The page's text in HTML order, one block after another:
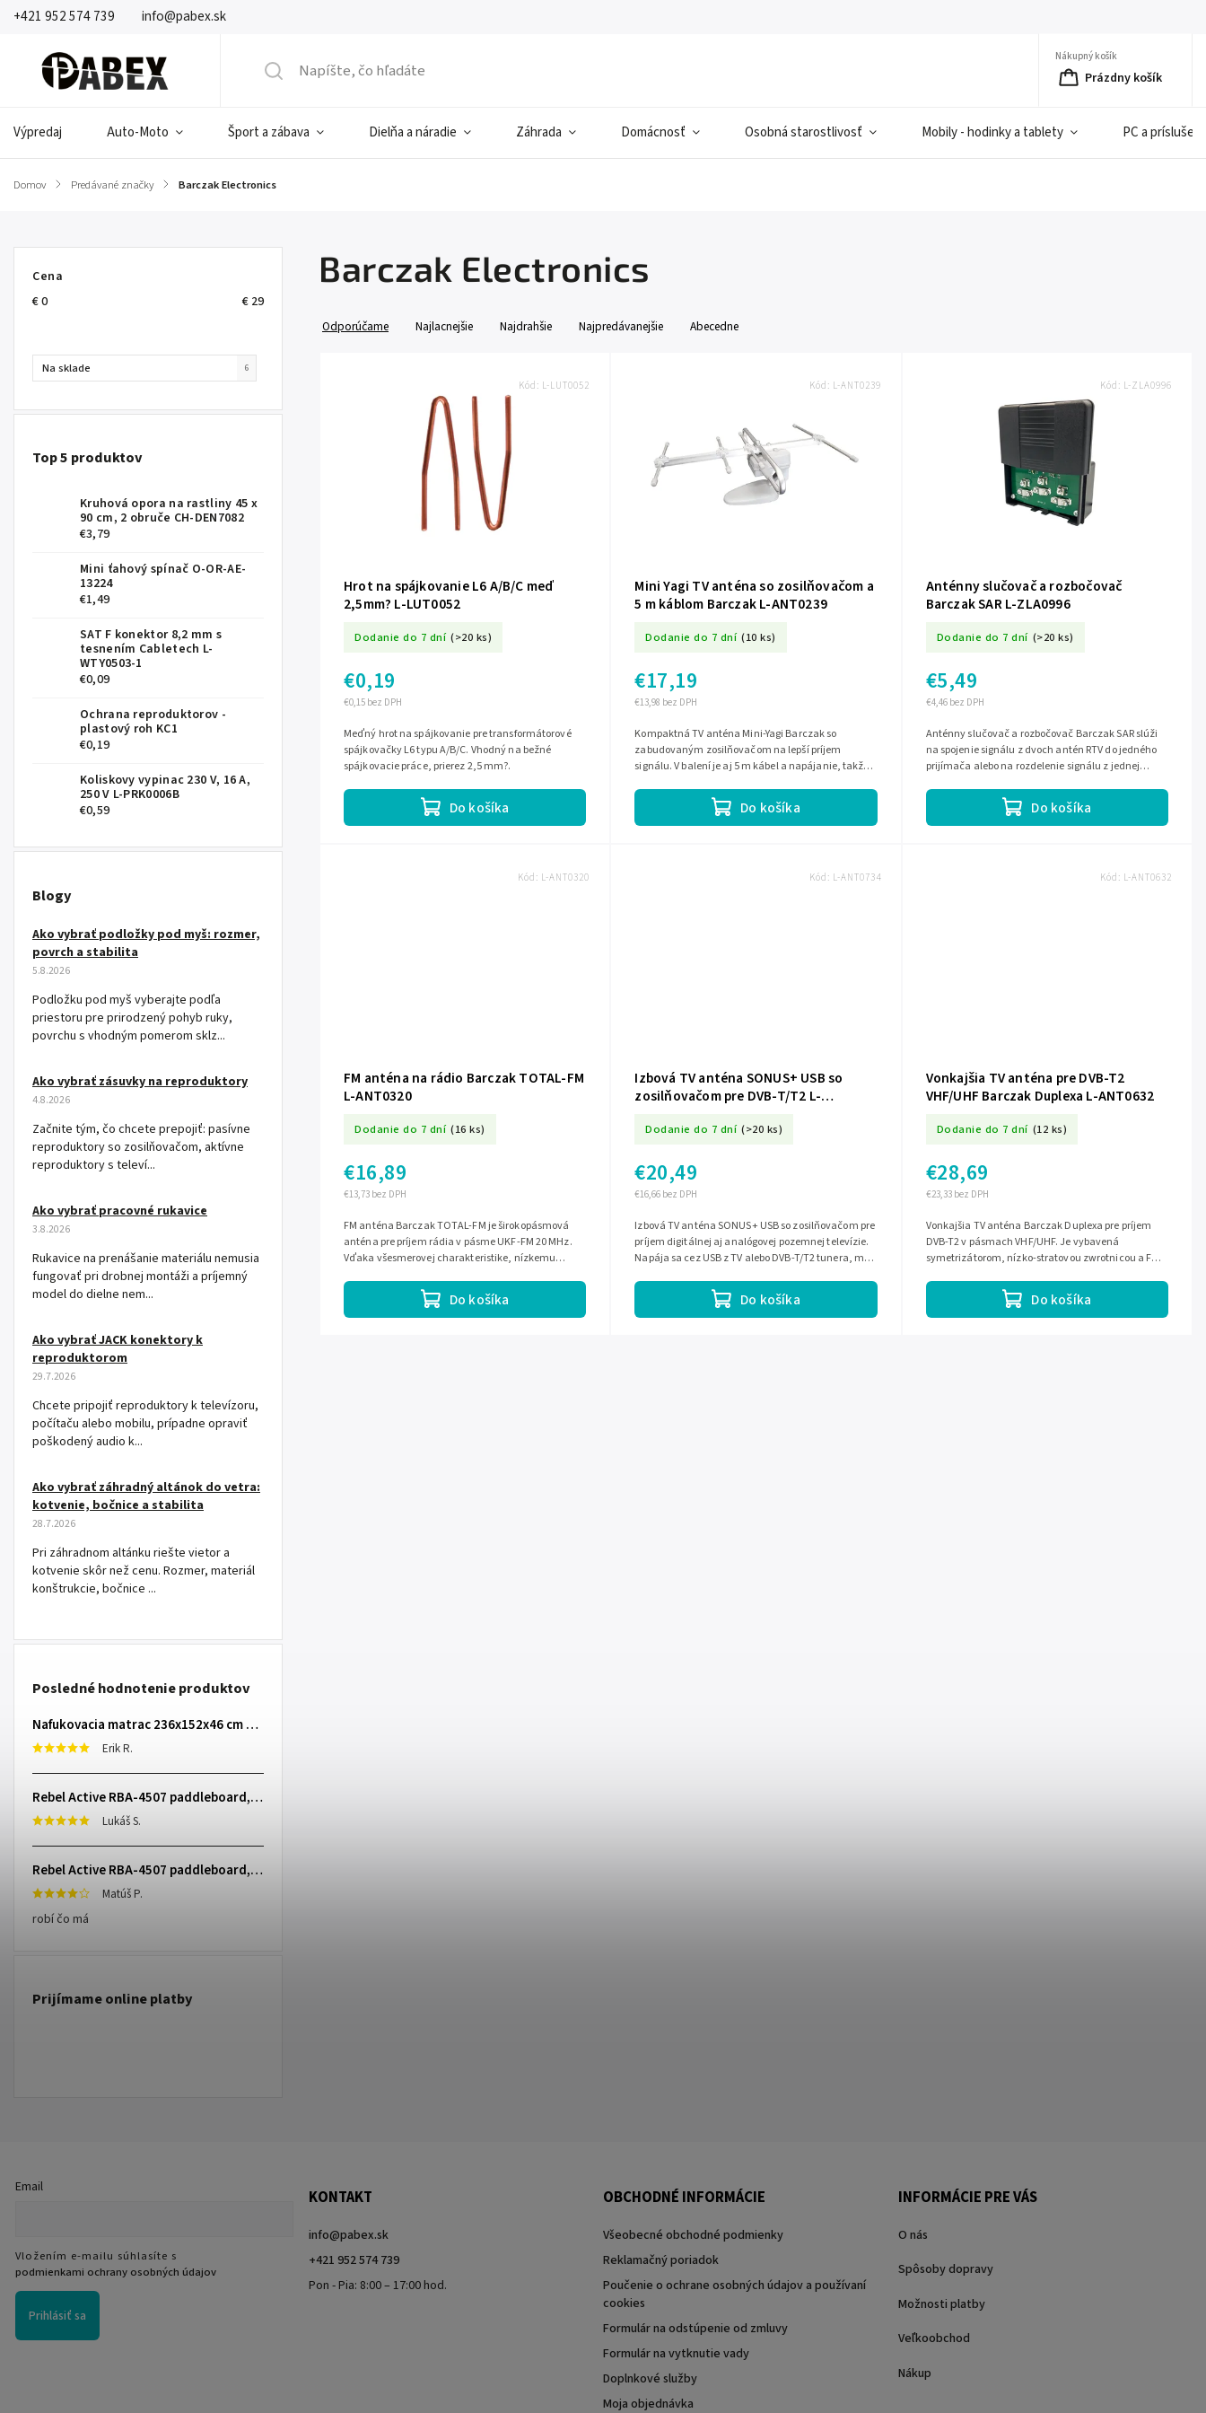
+421 952 574 739 info@pabex.sk
Nákupný košík
Prázdny košík
Výpredaj Auto-Moto Šport a zábava Dielňa a náradie Záhrada Domácnosť Osobná starostlivosť Mobily - hodinky a tablety PC a
Domov / Predávané značky / Barczak Electronics
Cena
€0 € 29
Na sklade 6
Top 5 produktov
Kruhová opora na rastliny 45 x
90 cm, 2 obruče CH-DEN7082
€3,79
Mini ťahový spínač O-OR-AE-
13224
€1,49
SAT F konektor 8,2 mm s
tesnením Cabletech L-
WTY0503-1
€0,09
Ochrana reproduktorov -
plastový roh KC1
€0,19
Koliskovy vypinac 230 V, 16 A,
250 V L-PRK0006B
€0,59
Blogy
Ako vybrať podložky pod myš: rozmer,
povrch a stabilita
5.8.2026
Podložku pod myš vyberajte podľa
priestoru pre prirodzený pohyb ruky,
povrchu s vhodným pomerom sklz...
Ako vybrať zásuvky na reproduktory
4.8.2026
Začnite tým, čo chcete prepojiť: pasívne
reproduktory so zosilňovačom, aktívne
reproduktory s televí...
Ako vybrať pracovné rukavice
3.8.2026
Rukavice na prenášanie materiálu nemusia
fungovať pri drobnej montáži a príjemný
model do dielne nem...
Ako vybrať JACK konektory k
reproduktorom
29.7.2026
Chcete pripojiť reproduktory k televízoru,
počítaču alebo mobilu, prípadne opraviť
poškodený audio k...
Ako vybrať záhradný altánok do vetra:
kotvenie, bočnice a stabilita
28.7.2026
Pri záhradnom altánku riešte vietor a
kotvenie skôr než cenu. Rozmer, materiál
konštrukcie, bočnice ...
Posledné hodnotenie produktov
Nafukovacia matrac 236x152x46 cm so zabudovanou elektrickou pumpou INTEX 64448
Erik R.
Rebel Active RBA-4507 paddleboard, 335 cm L-RBA-4507-OR
Lukáš S.
Rebel Active RBA-4507 paddleboard, 335 cm L-RBA-4507-OR
Matúš P.
robí čo má
Prijímame online platby
Barczak Electronics
Odporúčame Najlacnejšie Najdrahšie Najpredávanejšie Abecedne
Hrot na spájkovanie L6 A/B/C meď
2,5mm? L-LUT0052
Dodanie do 7 dní (>20 ks)
€0,15 bez DPH
€0,19
Do košíka
Meďný hrot na spájkovanie pre transformátorové
spájkovačky L6 typu A/B/C. Vhodný na bežné
spájkovacie práce, prierez 2,5 mm?.
Kód: L-LUT0052
Mini Yagi TV anténa so zosilňovačom a
5 m káblom Barczak L-ANT0239
Dodanie do 7 dní (10 ks)
€13,98 bez DPH
€17,19
Do košíka
Kompaktná TV anténa Mini-Yagi Barczak so
zabudovaným zosilňovačom na lepší príjem
signálu. V balení je aj 5 m kábel a napájanie, takže
Kód: L-ANT0239
Anténny slučovač a rozbočovač
Barczak SAR L-ZLA0996
Dodanie do 7 dní (>20 ks)
€4,46 bez DPH
€5,49
Do košíka
Anténny slučovač a rozbočovač Barczak SAR slúži
na spojenie signálu z dvoch antén RTV do jedného
prijímača alebo na rozdelenie signálu z jednej
Kód: L-ZLA0996
FM anténa na rádio Barczak TOTAL-FM
L-ANT0320
Dodanie do 7 dní (16 ks)
€13,73 bez DPH
€16,89
Do košíka
FM anténa Barczak TOTAL-FM je širokopásmová
anténa pre príjem rádia v pásme UKF-FM 20 MHz.
Vďaka všesmerovej charakteristike, nízkemu
Kód: L-ANT0320
Izbová TV anténa SONUS+ USB so
zosilňovačom pre DVB-T/T2 L-
Dodanie do 7 dní (>20 ks)
€16,66 bez DPH
€20,49
Do košíka
Izbová TV anténa SONUS+ USB so zosilňovačom pre
príjem digitálnej aj analógovej pozemnej televízie.
Napája sa cez USB z TV alebo DVB-T/T2 tunera, má
Kód: L-ANT0734
Vonkajšia TV anténa pre DVB-T2
VHF/UHF Barczak Duplexa L-ANT0632
Dodanie do 7 dní (12 ks)
€23,33 bez DPH
€28,69
Do košíka
Vonkajšia TV anténa Barczak Duplexa pre príjem
DVB-T2 v pásmach VHF/UHF. Je vybavená
symetrizátorom, nízko-stratovou zwrotnicou a F
Kód: L-ANT0632
Email
Vložením e-mailu súhlasíte s
podmienkami ochrany osobných údajov
Prihlásiť sa
KONTAKT
info@pabex.sk
+421 952 574 739
Pon - Pia: 8:00 – 17:00 hod.
OBCHODNÉ INFORMÁCIE
Všeobecné obchodné podmienky
Reklamačný poriadok
Poučenie o ochrane osobných údajov a používaní
cookies
Formulár na odstúpenie od zmluvy
Formulár na vytknutie vady
Doplnkové služby
Moja objednávka
INFORMÁCIE PRE VÁS
O nás
Spôsoby dopravy
Možnosti platby
Veľkoobchod
Nákup